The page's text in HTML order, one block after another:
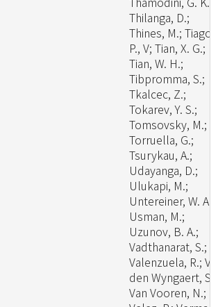
Thilanga, D.;
Thines, M.; Tiago,
P., V; Tian, X. G.;
Tian, W. H.;
Tibpromma, S.;
Tkalcec, Z.;
Tokarev, Y. S.;
Tomsovsky, M.;
Torruella, G.;
Tsurykau, A.;
Udayanga, D.;
Ulukapi, M.;
Untereiner, W. A.;
Usman, M.;
Uzunov, B. A.;
Vadthanarat, S.;
Valenzuela, R.;
den Wyngaert, S.;
Van Vooren, N.;